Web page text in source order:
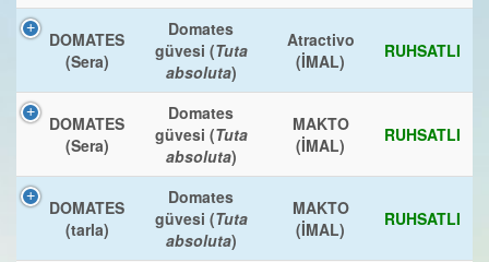
DOMATES
(Sera)
Domates
güvesi (Tuta
absoluta)
Atractivo
(İMAL)
RUHSATLI
DOMATES
(Sera)
Domates
güvesi (Tuta
absoluta)
MAKTO
(İMAL)
RUHSATLI
DOMATES
(tarla)
Domates
güvesi (Tuta
absoluta)
MAKTO
(İMAL)
RUHSATLI